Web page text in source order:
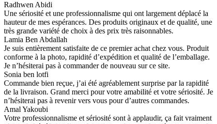
Radhwen Abidi
Une sériosité et une professionnalisme qui ont largement déplacé la
hauteur de mes espérances. Des produits originaux et de qualité, une
très grande variété de choix à des prix très raisonnables.
Lamia Ben Abdallah
Je suis entièrement satisfaite de ce premier achat chez vous. Produit
conforme à la photo, rapidité d’expédition et qualité de l’emballage.
Je n’hésiterai pas à commander de nouveau sur ce site.
Sonia ben lotfi
Commande bien reçue, j’ai été agréablement surprise par la rapidité
de la livraison. Grand merci pour votre amabilité et votre sériosité. Je
n’hésiterai pas à revenir vers vous pour d’autres commandes.
Amal Yakoubi
Votre professionnalisme et sériosité sont à applaudir, ça fait vraiment